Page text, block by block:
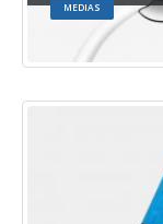
MEDIAS